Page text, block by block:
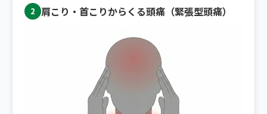
2 肩こり・首こりからくる頭痛（緊張型頭痛）